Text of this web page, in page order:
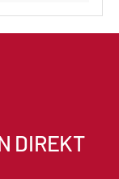
DIREKT